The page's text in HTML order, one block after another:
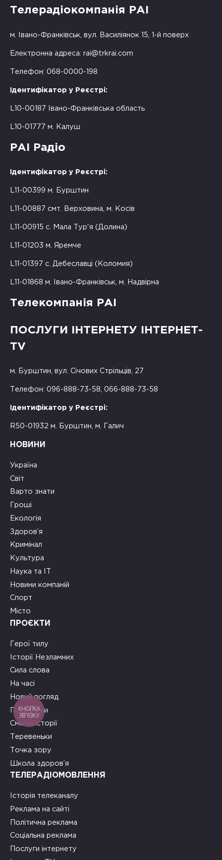
Телерадіокомпанія РАІ
м. Івано-Франківськ, вул. Василіянок 15, 1-й поверх
Електронна адреса: rai@trkrai.com
Телефон: 068-0000-198
Ідентифікатор у Реєстрі:
L10-00187 Івано-Франківська область
L10-01777 м. Калуш
РАІ Радіо
Ідентифікатор у Реєстрі:
L11-00399 м. Бурштин
L11-00887 смт. Верховина, м. Косів
L11-00915 с. Мала Тур'я (Долина)
L11-01203 м. Яремче
L11-01397 с. Дебеславці (Коломия)
L11-01868 м. Івано-Франківськ, м. Надвірна
Телекомпанія РАІ
ПОСЛУГИ ІНТЕРНЕТУ ІНТЕРНЕТ-
TV
м. Бурштин, вул. Січових Стрільців, 27
Телефон: 096-888-73-58, 066-888-73-58
Ідентифікатор у Реєстрі:
R50-01932 м. Бурштин, м. Галич
НОВИНИ
Україна
Світ
Варто знати
Гроші
Екологія
Здоров’я
Кримінал
Культура
Наука та ІТ
Новини компаній
Спорт
Місто
ПРОЄКТИ
Герої тилу
Історії Незламних
Сила слова
На часі
Новий погляд
Подружки
Смачні історії
Теревеньки
Точка зору
Школа здоров’я
ТЕЛЕРАДІОМОВЛЕННЯ
Історія телеканалу
Реклама на сайті
Політична реклама
Соціальна реклама
Послуги інтернету
КНОПКА
ЗВ'ЯЗКУ